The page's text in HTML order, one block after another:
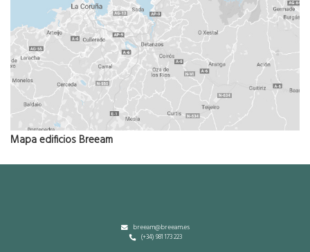
Mapa edificios Breeam
breeam@breeam.es
(+34) 981 173 223